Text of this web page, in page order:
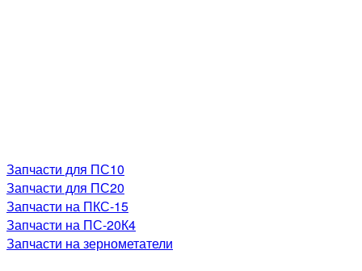
Запчасти для ПС10
Запчасти для ПС20
Запчасти на ПКС-15
Запчасти на ПС-20К4
Запчасти на зернометатели